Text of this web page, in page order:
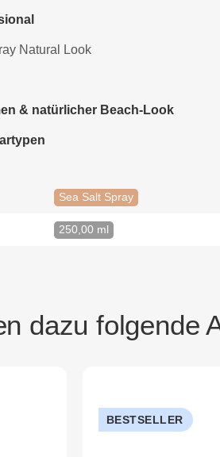
Natural Look
& natürlicher Beach-Look
Sea Salt Spray
250,00 ml
dazu folgende
BESTSELLER